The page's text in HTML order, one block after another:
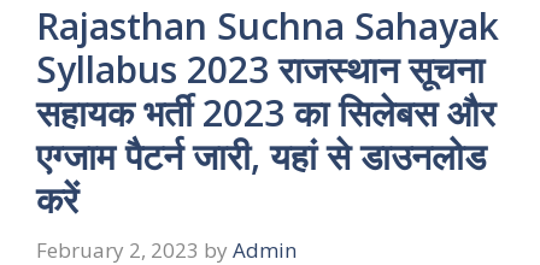
Rajasthan Suchna Sahayak
Syllabus 2023 राजस्थान सूचना
सहायक भर्ती 2023 का सिलेबस और
एग्जाम पैटर्न जारी, यहां से डाउनलोड
करें
February 2, 2023 by Admin